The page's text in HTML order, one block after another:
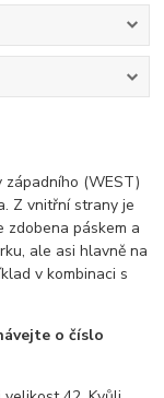
západního (WEST)
Z vnitřní strany je
zdobena páskem a
ale asi hlavně na
v kombinaci s
o číslo